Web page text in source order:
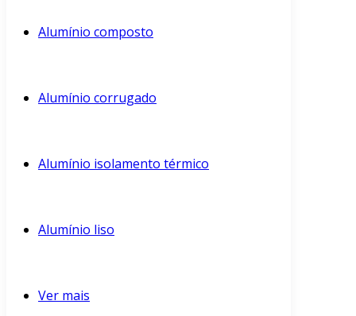
Alumínio composto
Alumínio corrugado
Alumínio isolamento térmico
Alumínio liso
Ver mais